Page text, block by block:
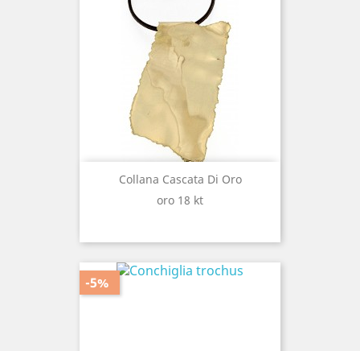
Collana Cascata Di Oro
oro 18 kt
-5%